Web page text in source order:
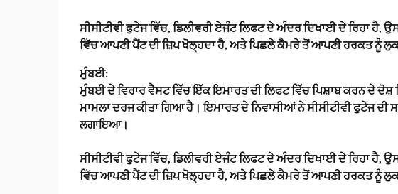
ਸੀਸੀਟੀਵੀ ਫੁਟੇਜ ਵਿੱਚ, ਡਿਲੀਵਰੀ ਏਜੰਟ ਲਿਫਟ ਦੇ ਅੰਦਰ ਦਿਖਾਈ ਦੇ ਰਿਹਾ
ਵਿੱਚ ਆਪਣੀ ਪੈਂਟ ਦੀ ਜ਼ਿਪ ਖੋਲ੍ਹਦਾ ਹੈ, ਅਤੇ ਪਿਛਲੇ ਕੈਮਰੇ ਤੋਂ ਆਪਣੀ ਹਰਕਤ ਨੂੰ
ਮੁੰਬਈ:
ਮੁੰਬਈ ਦੇ ਵਿਰਾਰ ਵੈਸਟ ਵਿੱਚ ਇੱਕ ਇਮਾਰਤ ਦੀ ਲਿਫਟ ਵਿੱਚ ਪਿਸ਼ਾਬ ਕਰਨ ਦੇ ਦੋਸ਼
ਮਾਮਲਾ ਦਰਜ ਕੀਤਾ ਗਿਆ ਹੈ। ਇਮਾਰਤ ਦੇ ਨਿਵਾਸੀਆਂ ਨੇ ਸੀਸੀਟੀਵੀ ਫੁਟੇਜ
ਲਗਾਇਆ।
ਸੀਸੀਟੀਵੀ ਫੁਟੇਜ ਵਿੱਚ, ਡਿਲੀਵਰੀ ਏਜੰਟ ਲਿਫਟ ਦੇ ਅੰਦਰ ਦਿਖਾਈ ਦੇ ਰਿਹਾ
ਵਿੱਚ ਆਪਣੀ ਪੈਂਟ ਦੀ ਜ਼ਿਪ ਖੋਲ੍ਹਦਾ ਹੈ, ਅਤੇ ਪਿਛਲੇ ਕੈਮਰੇ ਤੋਂ ਆਪਣੀ ਹਰਕਤ ਨੂੰ